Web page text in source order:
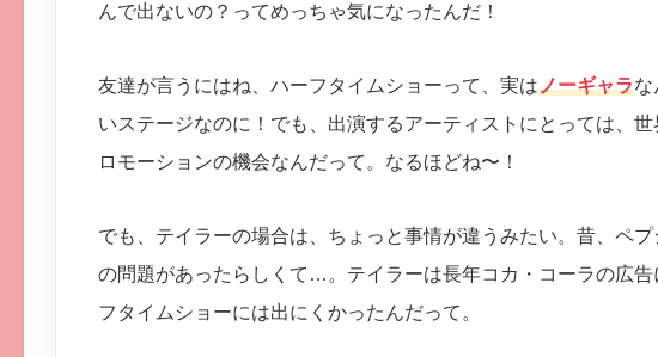
んで出ないの？ってめっちゃ気になったんだ！
友達が言うにはね、ハーフタイムショーって、実はノーギャラな
いステージなのに！でも、出演するアーティストにとっては、
ロモーションの機会なんだって。なるほどね〜！
でも、テイラーの場合は、ちょっと事情が違うみたい。昔、ペ
の問題があったらしくて…。テイラーは長年コカ・コーラの広
フタイムショーには出にくかったんだって。